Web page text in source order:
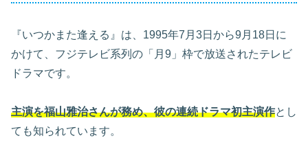
『いつかまた逢える』は、1995年7月3日から9月18日に
かけて、フジテレビ系列の「月9」枠で放送されたテレビ
ドラマです。
主演を福山雅治さんが務め、彼の連続ドラマ初主演作とし
ても知られています。